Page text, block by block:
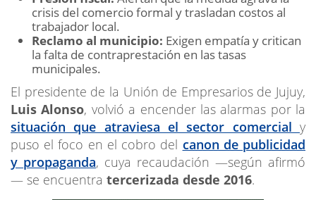
crisis del comercio formal y trasladan costos al
trabajador local.
Reclamo al municipio: Exigen empatía y critican
la falta de contraprestación en las tasas
municipales.
El presidente de la Unión de Empresarios de Jujuy,
Luis Alonso, volvió a encender las alarmas por la
situación que atraviesa el sector comercial y
puso el foco en el cobro del canon de publicidad
y propaganda, cuya recaudación —según afirmó
— se encuentra tercerizada desde 2016.